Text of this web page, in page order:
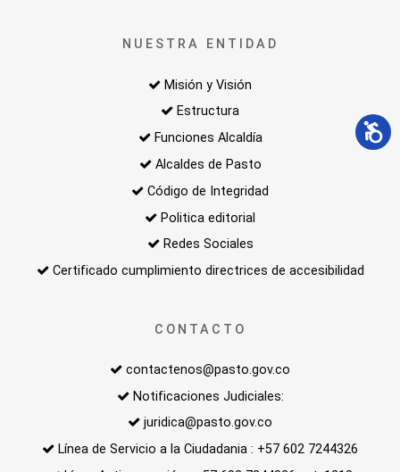
NUESTRA ENTIDAD
Misión y Visión
Estructura
Funciones Alcaldía
Alcaldes de Pasto
Código de Integridad
Politica editorial
Redes Sociales
Certificado cumplimiento directrices de accesibilidad
CONTACTO
contactenos@pasto.gov.co
Notificaciones Judiciales:
juridica@pasto.gov.co
Línea de Servicio a la Ciudadania : +57 602 7244326